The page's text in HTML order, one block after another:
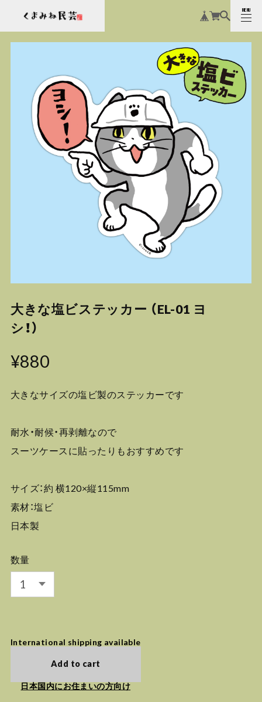
MENU
CLOSE
大きな塩ビステッカー （EL-01 ヨ
シ！）
¥880
大きなサイズの塩ビ製のステッカーです
耐水・耐候・再剥離なので
スーツケースに貼ったりもおすすめです
サイズ：約 横120×縦115mm
素材：塩ビ
日本製
数量
International shipping available
Add to cart
日本国内にお住まいの方向け